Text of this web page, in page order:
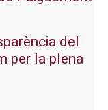
del
per la plena